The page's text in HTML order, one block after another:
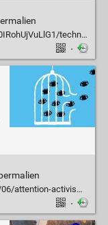
la-main-sur-le-numerique
·
activism-school/
·